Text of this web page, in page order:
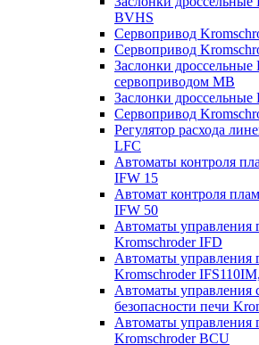
BVHS
Сервопривод
Сервопривод
Заслонки
сервоприводом МВ
Заслонки
Cервопривод
Регулятор расхода
LFC
Автоматы контроля
IFW 15
Автомат контроля
IFW 50
Автоматы управления
Kromschroder IFD
Автоматы управления
Kromschroder
Автоматы управления
безопасности печи
Автоматы управления
Kromschroder BCU